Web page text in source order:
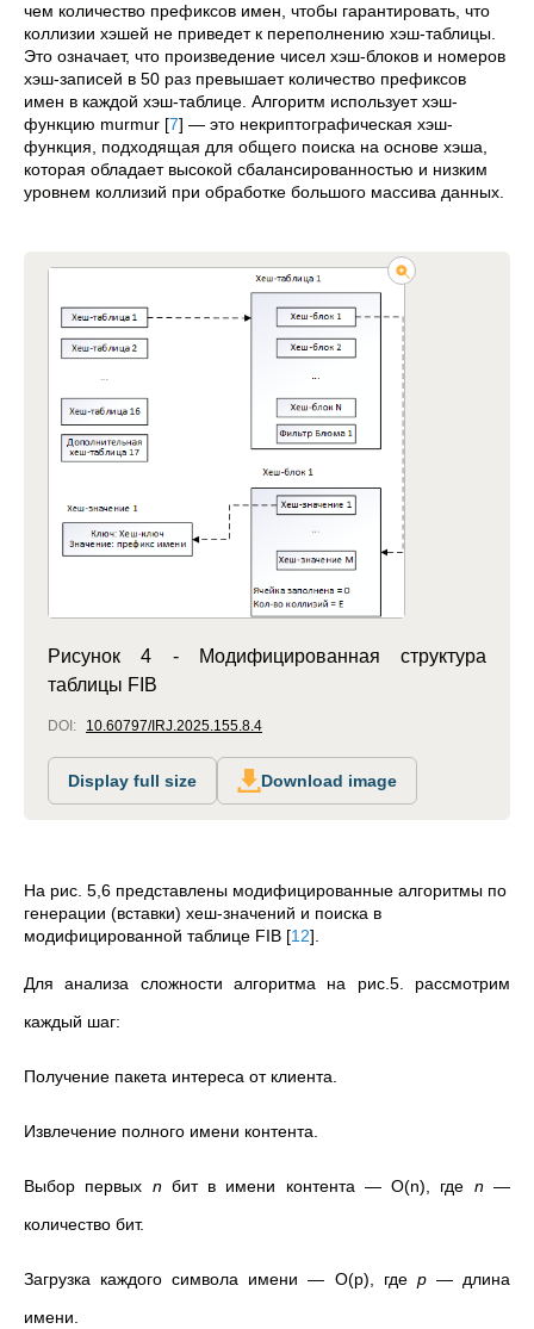
чем количество префиксов имен, чтобы гарантировать, что
коллизии хэшей не приведет к переполнению хэш-таблицы.
Это означает, что произведение чисел хэш-блоков и номеров
хэш-записей в 50 раз превышает количество префиксов
имен в каждой хэш-таблице. Алгоритм использует хэш-
функцию murmur [7] — это некриптографическая хэш-
функция, подходящая для общего поиска на основе хэша,
которая обладает высокой сбалансированностью и низким
уровнем коллизий при обработке большого массива данных.
Рисунок 4 - Модифицированная структура
таблицы FIB
DOI: 10.60797/IRJ.2025.155.8.4
Display full size Download image
На рис. 5,6 представлены модифицированные алгоритмы по
генерации (вставки) хеш-значений и поиска в
модифицированной таблице FIB [12]
Для анализа сложности алгоритма на рис.5. рассмотрим
каждый шаг:
Получение пакета интереса от клиента.
Извлечение полного имени контента.
Выбор первых nбит в имени контента — O(n), где n—
количество бит.
Загрузка каждого символа имени — O(p), где p— длина
имени.